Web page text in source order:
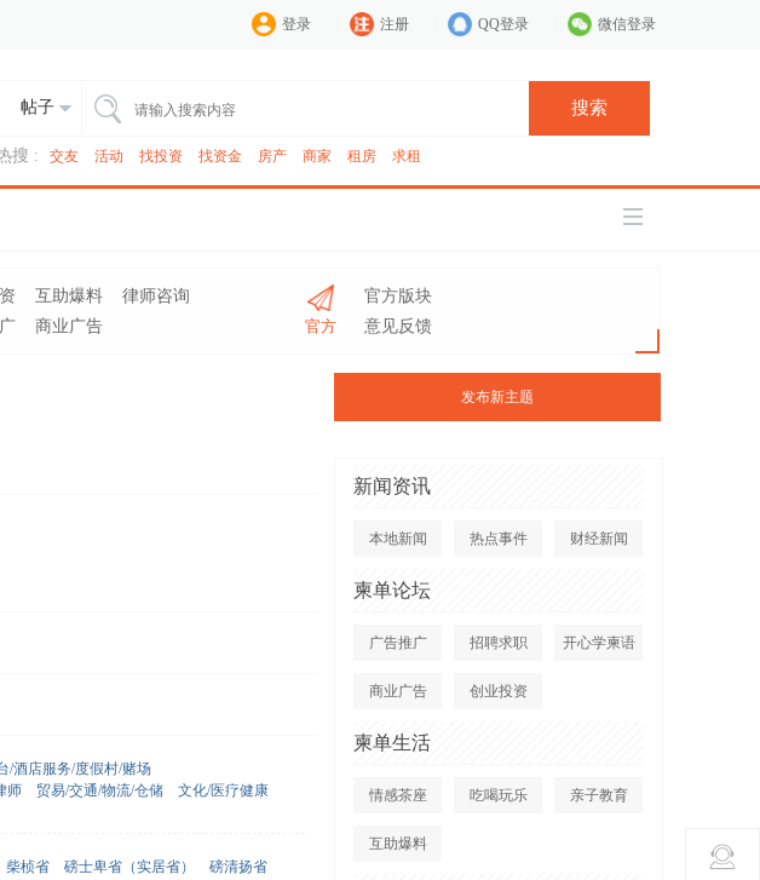
登录 注册 QQ登录 微信登录
帖子 搜索
搜 : 交友 活动 找投资 找资金 房产 商家 租房 求租
互助爆料
律师咨询
商业广告 官方
官方版块
意见反馈
发布新主题
新闻资讯
本地新闻 热点事件 财经新闻
柬单论坛
广告推广 招聘求职 开心学柬语
商业广告 创业投资
柬单生活
情感茶座 吃喝玩乐 亲子教育
互助爆料
/酒店服务/度假村/赌场
师 贸易/交通/物流/仓储
文化/医疗健康
柴桢省 磅士卑省（实居省）
磅清扬省